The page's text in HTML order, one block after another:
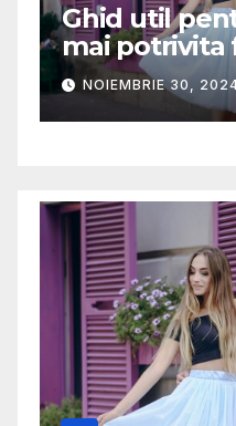
Ghid util
mai potrivita
NOIEMBRIE 30,